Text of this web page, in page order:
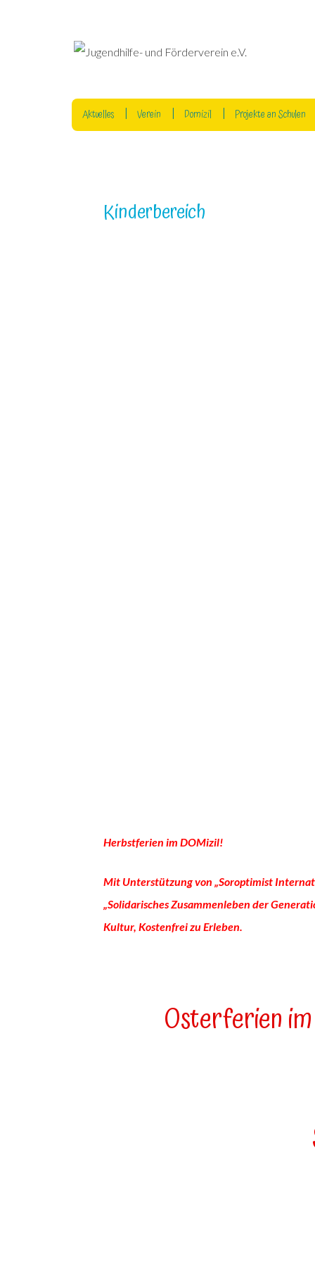
Aktuelles Verein Domizil Projekte an Schulen
Kinderbereich
Herbstferien im DOMizil!
Mit Unterstützung von „Soroptimist
„Solidarisches Zusammenleben der
Kultur, Kostenfrei zu Erleben.
Osterferien